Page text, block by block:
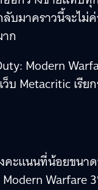
บมาคราวนี้จะไ
ก
Modern
บ Metacritic เรี
คะแนนที่น้อยขนา
Modern Warfare